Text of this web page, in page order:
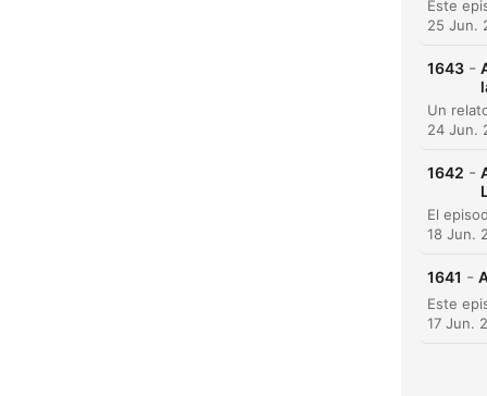
25 Jun.
1643 -
24 Jun.
1642 -
18 Jun.
1641 -
17 Jun.